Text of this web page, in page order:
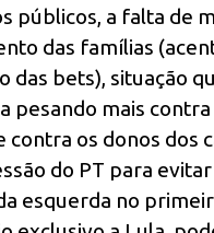
públicos, a falta de
das famílias
das bets), situação
pesando mais
contra os donos dos
do PT para
esquerda no